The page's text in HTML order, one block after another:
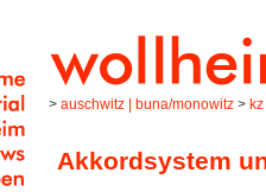
> auschwitz | buna/monowitz >
Akkordsystem